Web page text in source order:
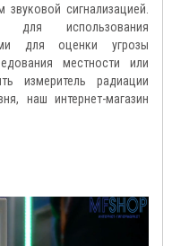
сигнализацией.
для использования
для оценки угрозы
местности или
измеритель радиации
наш интернет-магазин